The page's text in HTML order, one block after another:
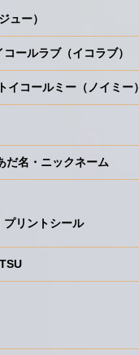
ュー）
コールラブ（イコラブ）
イコールミー（ノイミー）
だ名・ニックネーム
プリントシール